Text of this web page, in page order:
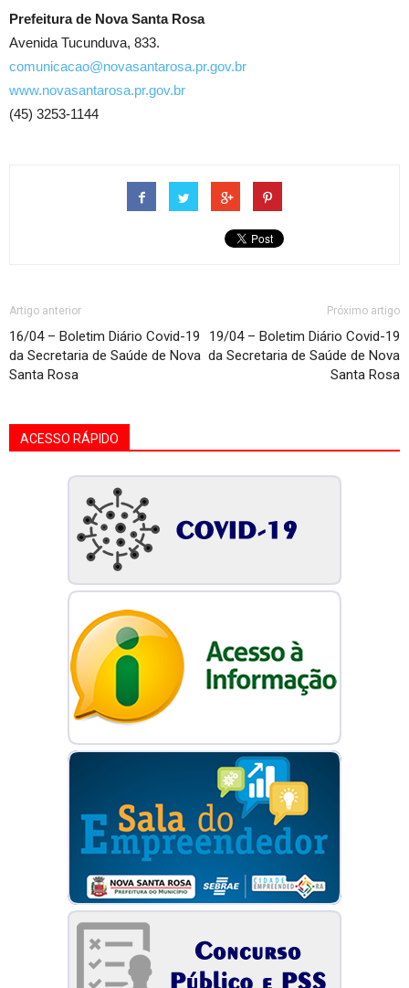
Prefeitura de Nova Santa Rosa
Avenida Tucunduva, 833.
comunicacao@novasantarosa.pr.gov.br
www.novasantarosa.pr.gov.br
(45) 3253-1144
Artigo anterior
16/04 – Boletim Diário Covid-19
da Secretaria de Saúde de Nova
Santa Rosa
Próximo artigo
19/04 – Boletim Diário Covid-19
da Secretaria de Saúde de Nova
Santa Rosa
ACESSO RÁPIDO